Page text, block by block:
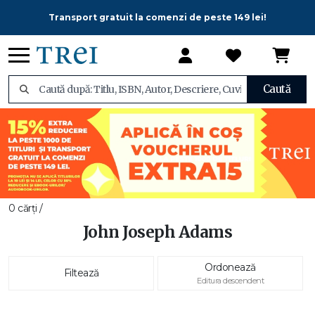
Transport gratuit la comenzi de peste 149 lei!
Caută
0 cărți /
John Joseph Adams
Filtează Ordonează
Editura descendent